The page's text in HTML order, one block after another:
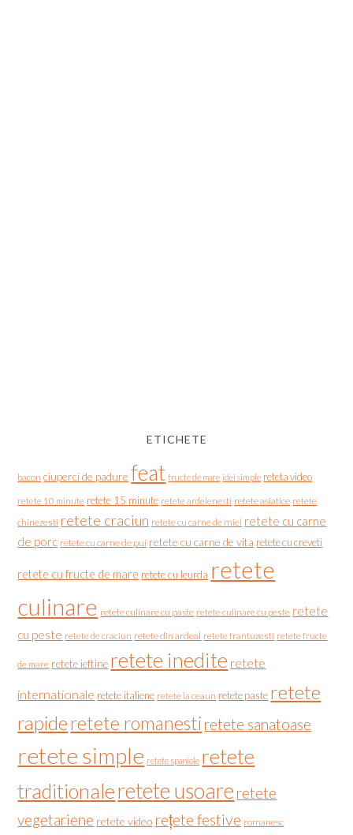
ETICHETE
bacon ciuperci de padure feat fructe de mare idei simple reteta video
retete 10 minute retete 15 minute retete ardelenesti retete asiatice retete
chinezesti retete craciun retete cu carne de miel retete cu carne
de porc retete cu carne de pui retete cu carne de vita retete cu creveti
retete cu fructe de mare retete cu leurda retete
culinare retete culinare cu paste retete culinare cu peste retete
cu peste retete de craciun retete din ardeal retete frantuzesti retete fructe
de mare retete ieftine retete inedite retete
internationale retete italiene retete la ceaun retete paste retete
rapideretete romanesti retete sanatoase
retete simple retete spaniole retete
traditionaleretete usoare retete
vegetariene retete video rețete festive romanesc